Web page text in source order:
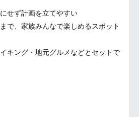
せず計画を立てやすい
で、家族みんなで楽しめるスポット
キング・地元グルメなどとセットで